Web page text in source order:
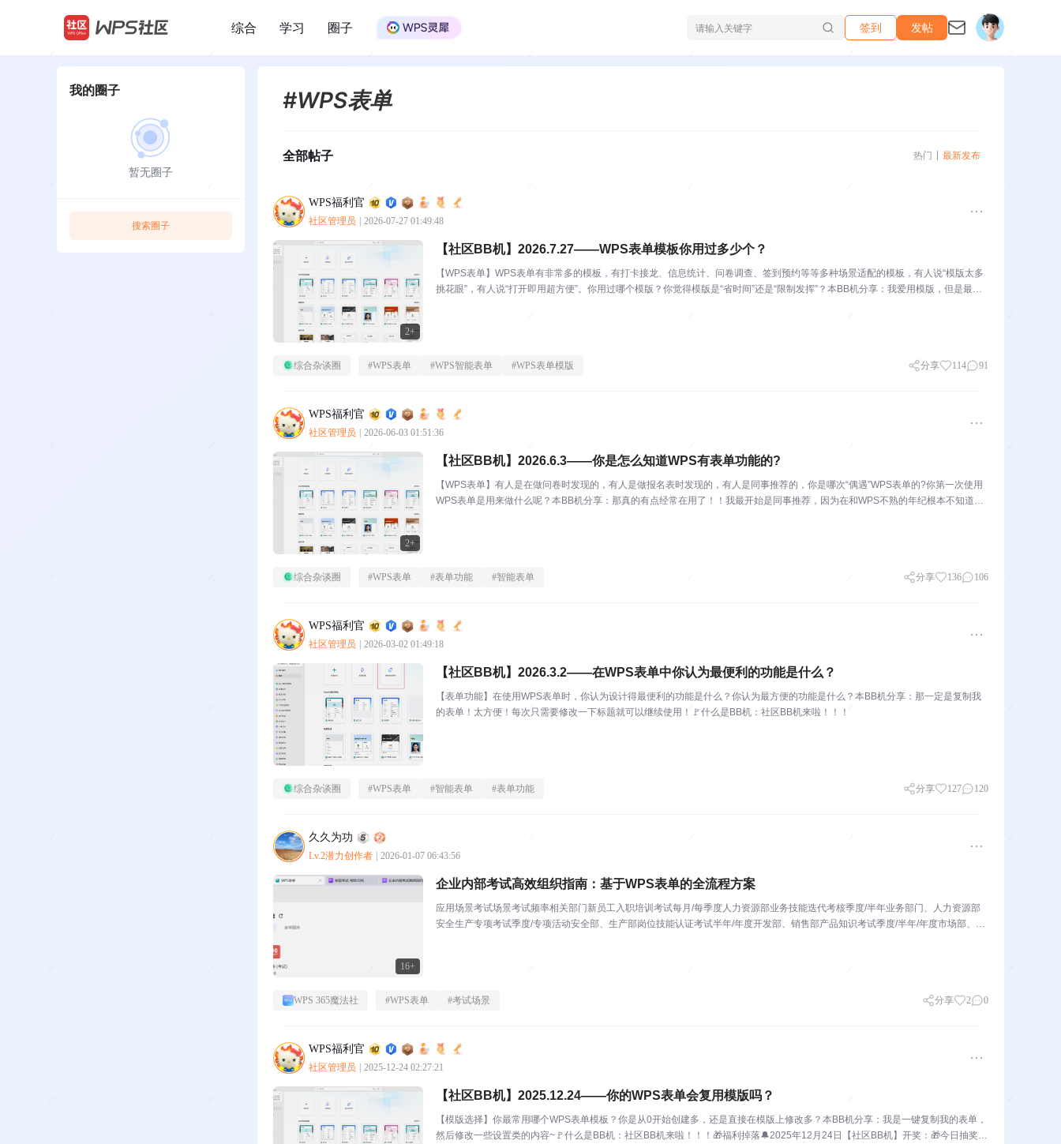
/
综合 学习 圈子 签到 发帖
我的圈子
暂无圈子
搜索圈子
#WPS表单
全部帖子 热门 最新发布
WPS福利官
社区管理员 2026-07-27 01:49:48
2+
【社区BB机】2026.7.27——WPS表单模板你用过多少个？
【WPS表单】WPS表单有非常多的模板，有打卡接龙、信息统计、问卷调查、签到预约等等多种场景适配的模板，有人说“模版太多
挑花眼”，有人说“打开即用超方便”。你用过哪个模版？你觉得模版是“省时间”还是“限制发挥”？本BB机分享：我爱用模版，但是最爱
综合杂谈圈 #WPS表单 #WPS智能表单 #WPS表单模版 分享 114 91
WPS福利官
社区管理员 2026-06-03 01:51:36
2+
【社区BB机】2026.6.3——你是怎么知道WPS有表单功能的?
【WPS表单】有人是在做问卷时发现的，有人是做报名表时发现的，有人是同事推荐的，你是哪次“偶遇”WPS表单的?你第一次使用
WPS表单是用来做什么呢？本BB机分享：那真的有点经常在用了！！我最开始是同事推荐，因为在和WPS不熟的年纪根本不知道W
综合杂谈圈 #WPS表单 #表单功能 #智能表单 分享 136 106
WPS福利官
社区管理员 2026-03-02 01:49:18
【社区BB机】2026.3.2——在WPS表单中你认为最便利的功能是什么？
【表单功能】在使用WPS表单时，你认为设计得最便利的功能是什么？你认为最方便的功能是什么？本BB机分享：那一定是复制我
的表单！太方便！每次只需要修改一下标题就可以继续使用！🚩什么是BB机：社区BB机来啦！！！
综合杂谈圈 #WPS表单 #智能表单 #表单功能 分享 127 120
久久为功
Lv.2潜力创作者 2026-01-07 06:43:56
16+
企业内部考试高效组织指南：基于WPS表单的全流程方案
应用场景考试场景考试频率相关部门新员工入职培训考试每月/每季度人力资源部业务技能迭代考核季度/半年业务部门、人力资源部
安全生产专项考试季度/专项活动安全部、生产部岗位技能认证考试半年/年度开发部、销售部产品知识考试季度/半年/年度市场部、销
WPS 365魔法社 #WPS表单 #考试场景 分享 2 0
WPS福利官
社区管理员 2025-12-24 02:27:21
【社区BB机】2025.12.24——你的WPS表单会复用模版吗？
【模版选择】你最常用哪个WPS表单模板？你是从0开始创建多，还是直接在模版上修改多？本BB机分享：我是一键复制我的表单，
然后修改一些设置类的内容~🚩什么是BB机：社区BB机来啦！！！🎁福利掉落🔔2025年12月24日【社区BB机】开奖：🎁今日抽奖规